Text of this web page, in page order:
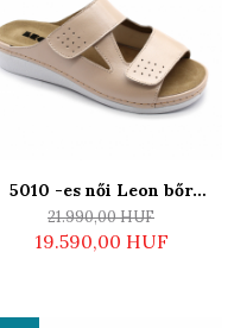
5010 -es női Leon bőr
papucs - lazac - kivehető
talpbetéttel
21.990,00 HUF
19.590,00 HUF